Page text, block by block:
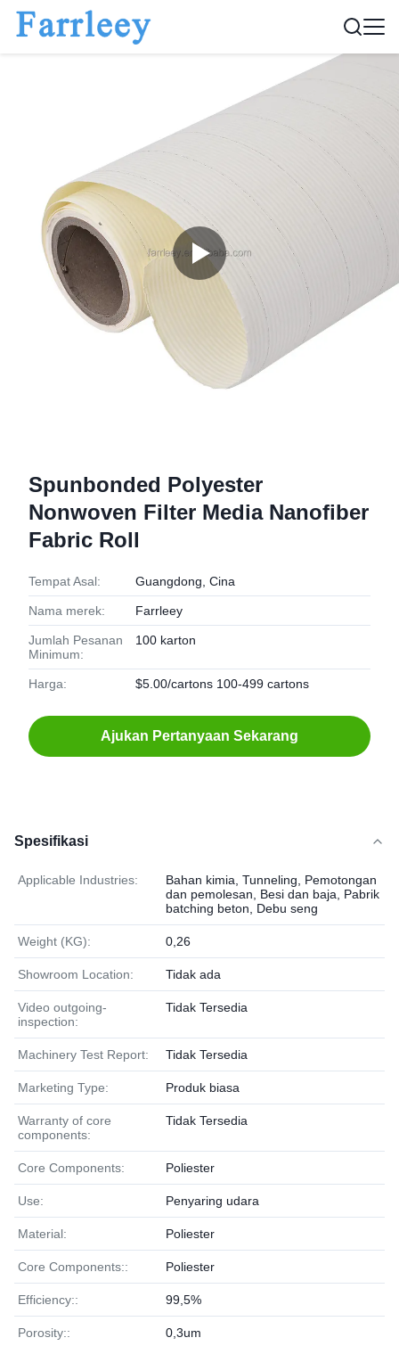
Spunbonded Polyester
Nonwoven Filter Media Nanofiber
Fabric Roll
Tempat Asal: Guangdong, Cina
Nama merek: Farrleey
Jumlah Pesanan
Minimum:
100 karton
Harga: $5.00/cartons 100-499 cartons
Ajukan Pertanyaan Sekarang
Spesifikasi
Applicable Industries:
Bahan kimia, Tunneling, Pemotongan
dan pemolesan, Besi dan baja, Pabrik
batching beton, Debu seng
Weight (KG): 0,26
Showroom Location: Tidak ada
Video outgoing-
inspection:
Tidak Tersedia
Machinery Test Report: Tidak Tersedia
Marketing Type: Produk biasa
Warranty of core
components:
Tidak Tersedia
Core Components: Poliester
Use: Penyaring udara
Material: Poliester
Core Components:: Poliester
Efficiency:: 99,5%
Porosity:: 0,3um